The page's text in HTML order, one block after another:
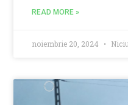
READ MORE »
noiembrie 20, 2024